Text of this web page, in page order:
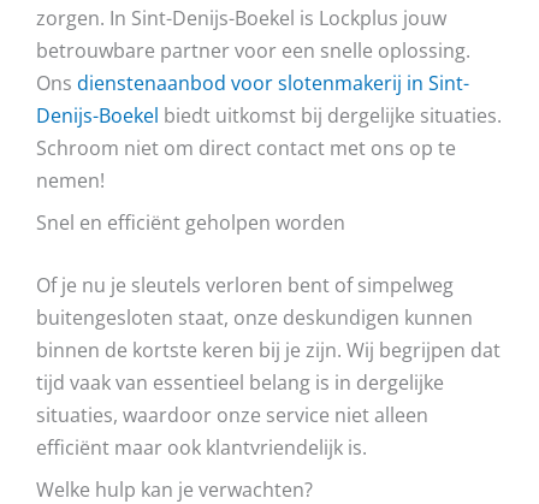
zorgen. In Sint-Denijs-Boekel is Lockplus jouw
betrouwbare partner voor een snelle oplossing.
Ons dienstenaanbod voor slotenmakerij in Sint-
Denijs-Boekel biedt uitkomst bij dergelijke situaties.
Schroom niet om direct contact met ons op te
nemen!
Snel en efficiënt geholpen worden
Of je nu je sleutels verloren bent of simpelweg
buitengesloten staat, onze deskundigen kunnen
binnen de kortste keren bij je zijn. Wij begrijpen dat
tijd vaak van essentieel belang is in dergelijke
situaties, waardoor onze service niet alleen
efficiënt maar ook klantvriendelijk is.
Welke hulp kan je verwachten?